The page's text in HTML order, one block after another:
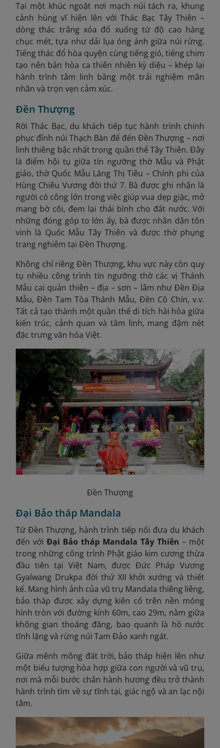
Tại một khúc ngoặt nơi mạch núi tách ra, khung
cảnh hùng vĩ hiện lên với Thác Bạc Tây Thiên –
dòng thác trắng xóa đổ xuống từ độ cao hàng
chục mét, tựa như dải lụa óng ánh giữa núi rừng.
Tiếng thác đổ hòa quyện cùng tiếng gió, tiếng chim
tạo nên bản hòa ca thiên nhiên kỳ diệu – khép lại
hành trình tâm linh bằng một trải nghiệm mãn
nhãn và trọn vẹn cảm xúc.
Đền Thượng
Rời Thác Bạc, du khách tiếp tục hành trình chinh
phục đỉnh núi Thạch Bàn để đến Đền Thượng – nơi
linh thiêng bậc nhất trong quần thể Tây Thiên. Đây
là điểm hội tụ giữa tín ngưỡng thờ Mẫu và Phật
giáo, thờ Quốc Mẫu Lăng Thị Tiêu – Chính phi của
Hùng Chiêu Vương đời thứ 7. Bà được ghi nhận là
người có công lớn trong việc giúp vua dẹp giặc, mở
mang bờ cõi, đem lại thái bình cho đất nước. Với
những đóng góp to lớn ấy, bà được nhân dân tôn
vinh là Quốc Mẫu Tây Thiên và được thờ phụng
trang nghiêm tại Đền Thượng.
Không chỉ riêng Đền Thượng, khu vực này còn quy
tụ nhiều công trình tín ngưỡng thờ các vị Thánh
Mẫu cai quản thiên – địa – sơn – lâm như Đền Địa
Mẫu, Đền Tam Tòa Thánh Mẫu, Đền Cô Chín, v.v.
Tất cả tạo thành một quần thể di tích hài hòa giữa
kiến trúc, cảnh quan và tâm linh, mang đậm nét
đặc trưng văn hóa Việt.
Đền Thượng
Đại Bảo tháp Mandala
Từ Đền Thượng, hành trình tiếp nối đưa du khách
đến với Đại Bảo tháp Mandala Tây Thiên – một
trong những công trình Phật giáo kim cương thừa
đầu tiên tại Việt Nam, được Đức Pháp Vương
Gyalwang Drukpa đời thứ XII khởi xướng và thiết
kế. Mang hình ảnh của vũ trụ Mandala thiêng liêng,
bảo tháp được xây dựng kiên cố trên nền móng
hình tròn với đường kính 60m, cao 29m, nằm giữa
không gian thoáng đãng, bao quanh là hồ nước
tĩnh lặng và rừng núi Tam Đảo xanh ngát.
Giữa mênh mông đất trời, bảo tháp hiện lên như
một biểu tượng hòa hợp giữa con người và vũ trụ,
nơi mà mỗi bước chân hành hương đều trở thành
hành trình tìm về sự tĩnh tại, giác ngộ và an lạc nội
tâm.